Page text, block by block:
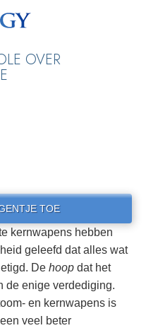
OVER
TOE
kernwapens hebben
geleefd dat alles wat
De hoop dat het
de enige verdediging.
en kernwapens is
veel beter